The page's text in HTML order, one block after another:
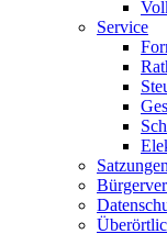
Service